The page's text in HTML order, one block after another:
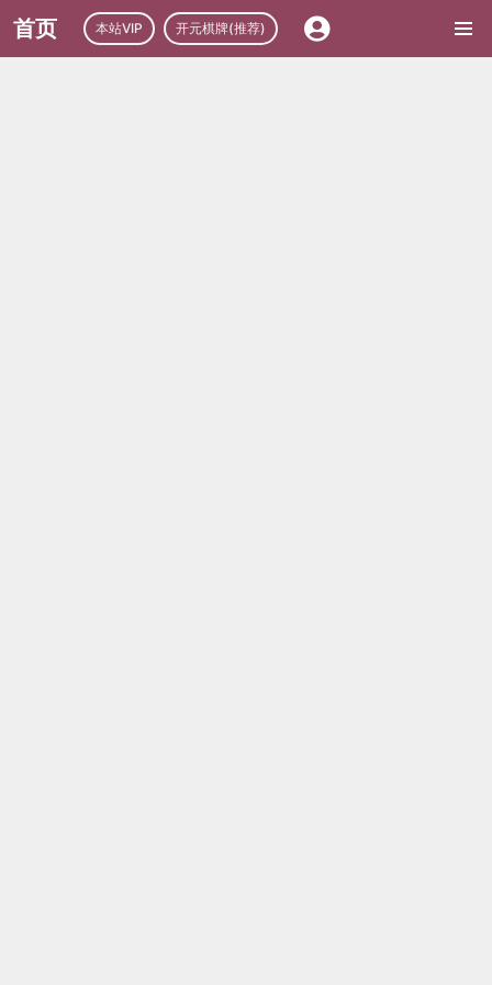
首页 本站VIP 开元棋牌(推荐)